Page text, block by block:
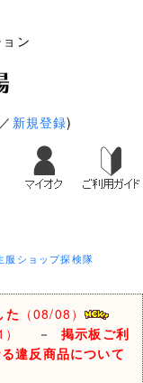
ン
／ 新規登録)
服ショップ探検隊
た （08/08）
－掲示板ご利
違反商品について